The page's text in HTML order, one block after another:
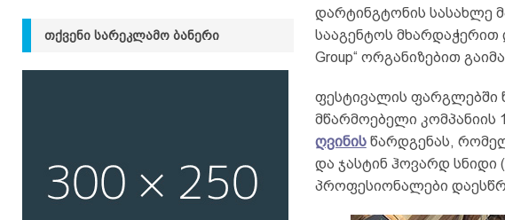
დარტინგტონის სასახლე
სააგენტოს მხარდაჭერით
Group“ ორგანიზებით
ფესტივალის ფარგლებში
მწარმოებელი კომპანიის
ღვინისწარდგენას,
და ჯასტინ ჰოვარდ სნიდი
პროფესიონალები
ᲗᲥᲕᲔᲜᲘ ᲡᲐᲠᲔᲙᲚᲐᲛᲝ ᲑᲐᲜᲔᲠᲘ